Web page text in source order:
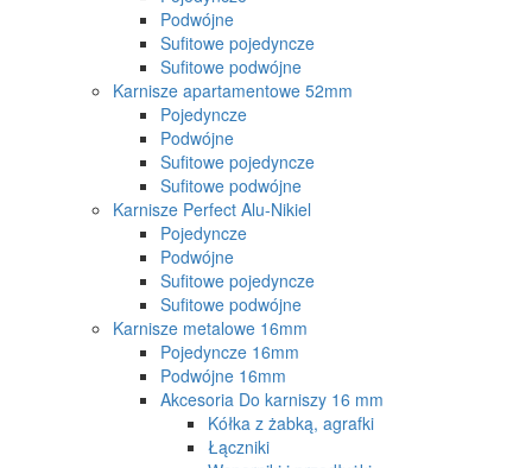
Podwójne
Sufitowe pojedyncze
Sufitowe podwójne
Karnisze apartamentowe 52mm
Pojedyncze
Podwójne
Sufitowe pojedyncze
Sufitowe podwójne
Karnisze Perfect Alu-Nikiel
Pojedyncze
Podwójne
Sufitowe pojedyncze
Sufitowe podwójne
Karnisze metalowe 16mm
Pojedyncze 16mm
Podwójne 16mm
Akcesoria Do karniszy 16 mm
Kółka z żabką, agrafki
Łączniki